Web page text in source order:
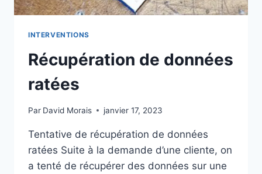
INTERVENTIONS
Récupération de données
ratées
Par David Morais janvier 17, 2023
Tentative de récupération de données
ratées Suite à la demande d’une cliente, on
a tenté de récupérer des données sur une